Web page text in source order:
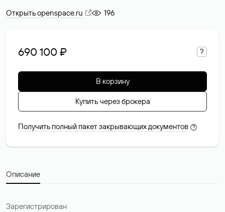
Открыть openspace.ru 196
690 100 ₽ ?
В корзину
Купить через брокера
Получить полный пакет закрывающих документов ?
Описание
Зарегистрирован